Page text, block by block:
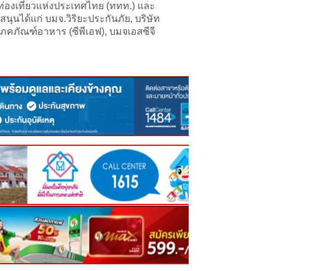
เที่ยวแห่งประเทศไทย (ททท.) และ
นุนได้แก่ บมจ.วิริยะประกันภัย, บริษัท
คภัณฑ์อาหาร (ซีพีเอฟ), บมจเอสซีจี